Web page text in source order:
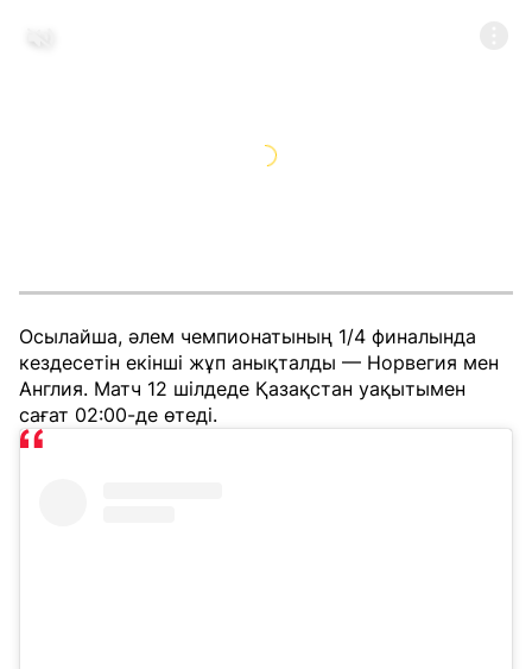
Осылайша, әлем чемпионатының 1/4 финалында
кездесетін екінші жұп анықталды — Норвегия мен
Англия. Матч 12 шілдеде Қазақстан уақытымен
сағат 02:00-де өтеді.